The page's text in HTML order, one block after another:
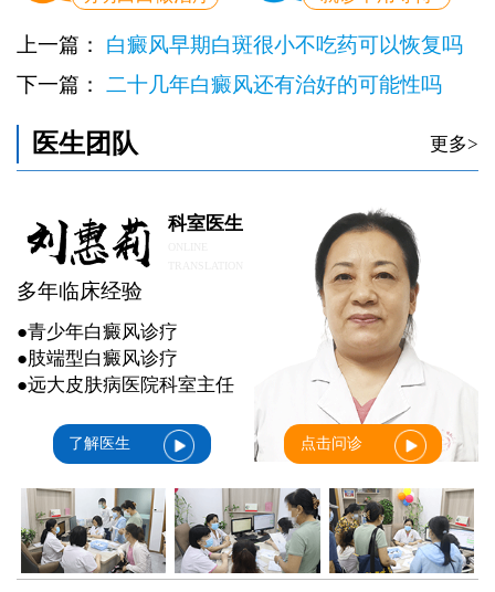
上一篇： 白癜风早期白斑很小不吃药可以恢复吗
下一篇： 二十几年白癜风还有治好的可能性吗
医生团队 更多>
科室医生
多年临床经验
●青少年白癜风诊疗
●肢端型白癜风诊疗
●远大皮肤病医院科室主任
了解医生 点击问诊